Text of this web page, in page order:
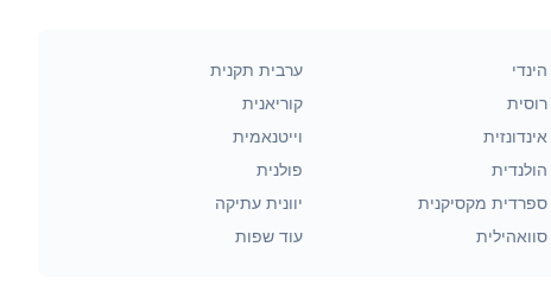
הינדי
ערבית תקנית
רוסית
קוריאנית
אינדונזית
וייטנאמית
הולנדית
פולנית
ספרדית מקסיקנית
יוונית עתיקה
סוואהילית עוד שפות